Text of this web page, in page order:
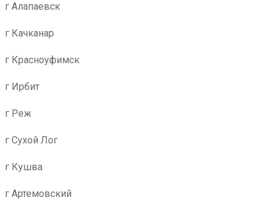
г Алапаевск
г Качканар
г Красноуфимск
г Ирбит
г Реж
г Сухой Лог
г Кушва
г Артемовский